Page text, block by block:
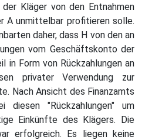
Kläger von den Entnahmen
A unmittelbar profitieren solle.
daher, dass H von den an
vom Geschäftskonto der
in Form von Rückzahlungen an
privater Verwendung zur
Nach Ansicht des Finanzamts
"Rückzahlungen" um
Einkünfte des Klägers. Die
erfolgreich. Es liegen keine